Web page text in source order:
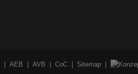
AEB AVB CoC Sitemap